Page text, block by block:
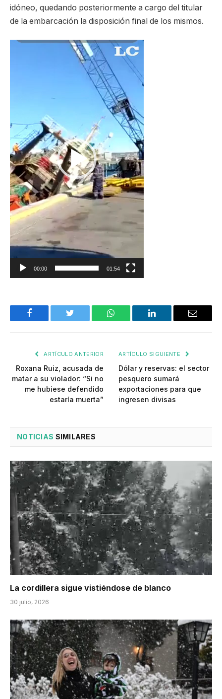
idóneo, quedando posteriormente a cargo del titular
de la embarcación la disposición final de los mismos.
00:00 01:54
Facebook Twitter WhatsApp LinkedIn Email
ARTÍCULO ANTERIOR
Roxana Ruiz, acusada de
matar a su violador: “Si no
me hubiese defendido
estaría muerta”
ARTÍCULO SIGUIENTE
Dólar y reservas: el sector
pesquero sumará
exportaciones para que
ingresen divisas
NOTICIAS SIMILARES
La cordillera sigue vistiéndose de blanco
30 julio, 2026